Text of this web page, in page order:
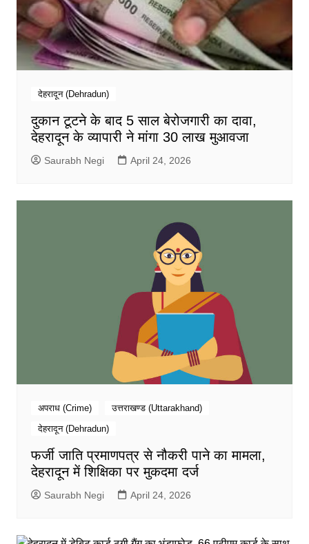
देहरादून (Dehradun)
दुकान टूटने के बाद 5 साल बेरोजगारी का दावा,
देहरादून के व्यापारी ने मांगा 30 लाख मुआवजा
Saurabh Negi April 24, 2026
अपराध (Crime)
उत्तराखण्ड (Uttarakhand)
देहरादून (Dehradun)
फर्जी जाति प्रमाणपत्र से नौकरी पाने का मामला,
देहरादून में शिक्षिका पर मुकदमा दर्ज
Saurabh Negi April 24, 2026